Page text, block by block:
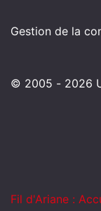
Gestion de la
© 2005 - 2026
Fil d'Ariane :